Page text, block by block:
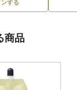
する
商品